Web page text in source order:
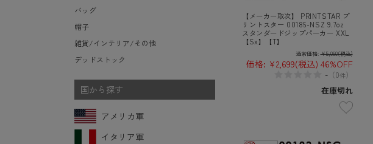
【メーカー取次】 PRINTSTAR プ
リントスター 00185-NSZ 9.7oz
スタンダードジップパーカー XXL
【Sx】【T】
通常価格: ¥5,060(税込)
価格: ¥2,699(税込) 46%OFF
-（0件）
在庫切れ
バッグ
帽子
雑貨/インテリア/その他
デッドストック
国から探す
アメリカ軍
イタリア軍